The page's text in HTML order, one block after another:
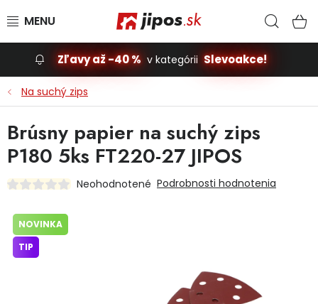
Slevoakce
Stavba, dom
Dielňa
Príslušenstvo pre automobily
Zľavy až -40 % v kategórii Slevoakce!
Na suchý zips
Brúsny papier na suchý zips
P180 5ks FT220-27 JIPOS
Neohodnotené Podrobnosti hodnotenia
NOVINKA
TIP